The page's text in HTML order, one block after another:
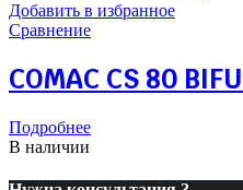
Добавить в избранное
Сравнение
COMAC CS 80
Подробнее
В наличии